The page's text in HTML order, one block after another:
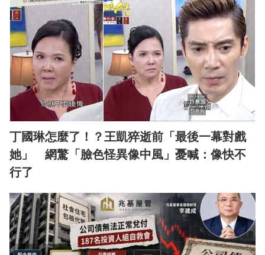
丁國琳怎麼了！？王凱猝逝前「最後一幕對戲
她」 網驚「臉色怪異像中風」憂喊：像快不
行了